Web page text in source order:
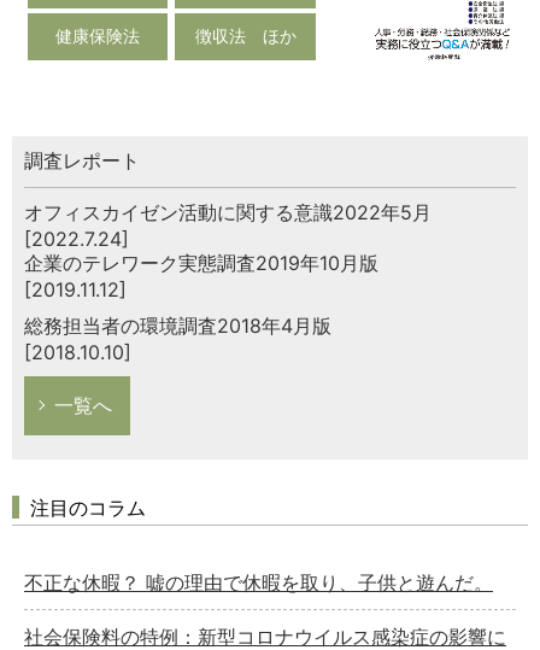
健康保険法 徴収法 ほか
調査レポート
オフィスカイゼン活動に関する意識2022年5月
[2022.7.24]
企業のテレワーク実態調査2019年10月版
[2019.11.12]
総務担当者の環境調査2018年4月版
[2018.10.10]
一覧へ
注目のコラム
不正な休暇？ 嘘の理由で休暇を取り、子供と遊んだ。
社会保険料の特例：新型コロナウイルス感染症の影響に